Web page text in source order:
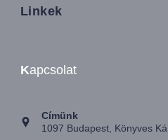
Linkek
Kapcsolat
Címünk
1097 Budapest, Könyves